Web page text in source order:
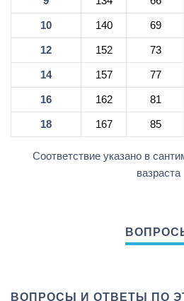
10 140 69
12 152 73
14 157 77
16 162 81
18 167 85
Соответствие указано в
вазраста
ВОПРОСЫ И ОТВЕТЫ ПО